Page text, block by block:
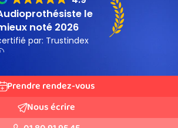
Prendre rendez-vous
Nous écrire